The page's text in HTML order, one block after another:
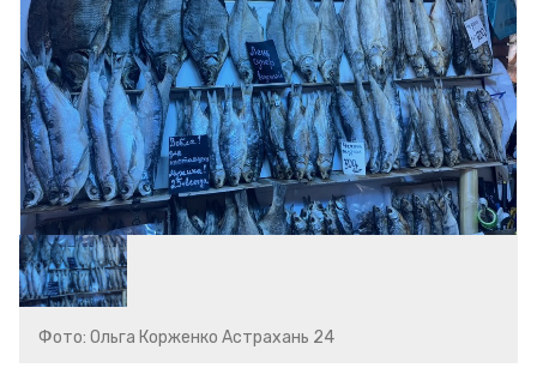
Фото: Ольга Корженко Астрахань 24